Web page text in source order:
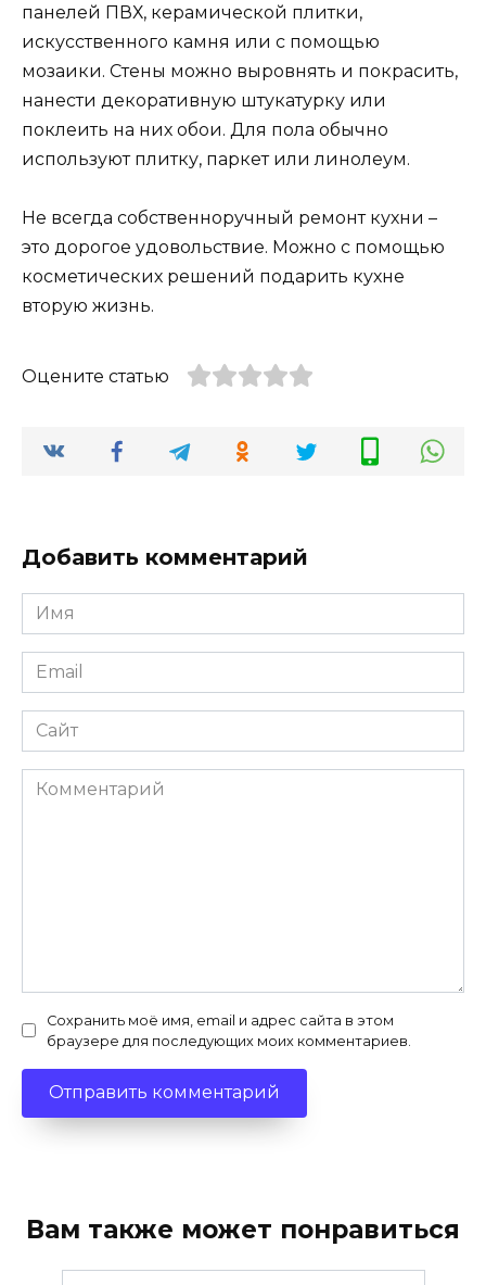
панелей ПВХ, керамической плитки,
искусственного камня или с помощью
мозаики. Стены можно выровнять и покрасить,
нанести декоративную штукатурку или
поклеить на них обои. Для пола обычно
используют плитку, паркет или линолеум.
Не всегда собственноручный ремонт кухни –
это дорогое удовольствие. Можно с помощью
косметических решений подарить кухне
вторую жизнь.
Оцените статью
Добавить комментарий
Имя
*
Email
*
Сайт
Комментарий
Сохранить моё имя, email и адрес сайта в этом
браузере для последующих моих комментариев.
Вам также может понравиться